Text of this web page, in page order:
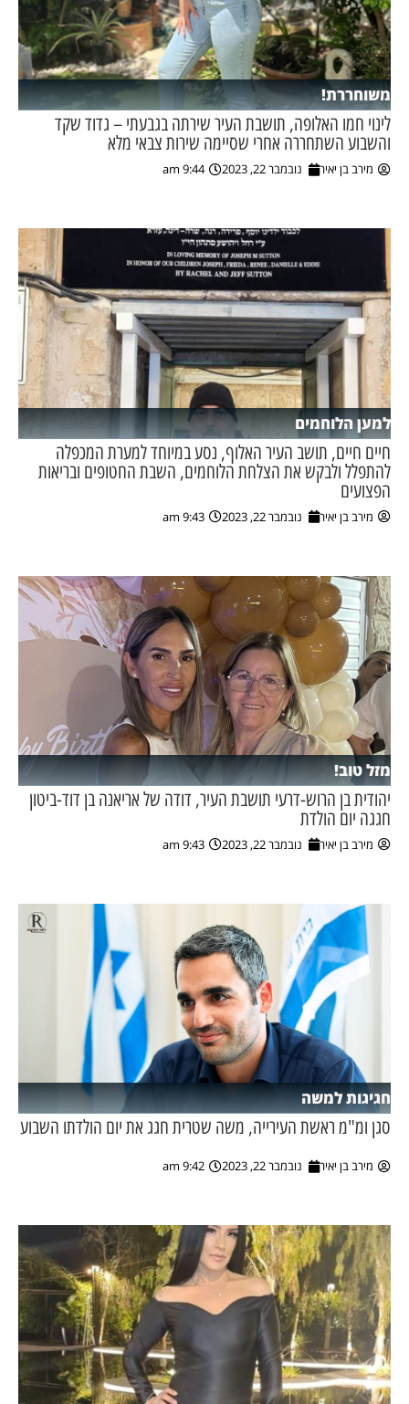
משוחררת!
לינוי חמו האלופה, תושבת העיר שירתה בגבעתי – גדוד שקד
והשבוע השתחררה אחרי שסיימה שירות צבאי מלא
מירב בן יאיר נובמבר 22, 2023 9:44 am
למען הלוחמים
חיים חיים, תושב העיר האלוף, נסע במיוחד למערת המכפלה
להתפלל ולבקש את הצלחת הלוחמים, השבת החטופים ובריאות
הפצועים
מירב בן יאיר נובמבר 22, 2023 9:43 am
מזל טוב!
יהודית בן הרוש-דרעי תושבת העיר, דודה של אריאנה בן דוד-ביטון
חגגה יום הולדת
מירב בן יאיר נובמבר 22, 2023 9:43 am
חגיגות למשה
סגן ומ"מ ראשת העירייה, משה שטרית חגג את יום הולדתו השבוע
מירב בן יאיר נובמבר 22, 2023 9:42 am